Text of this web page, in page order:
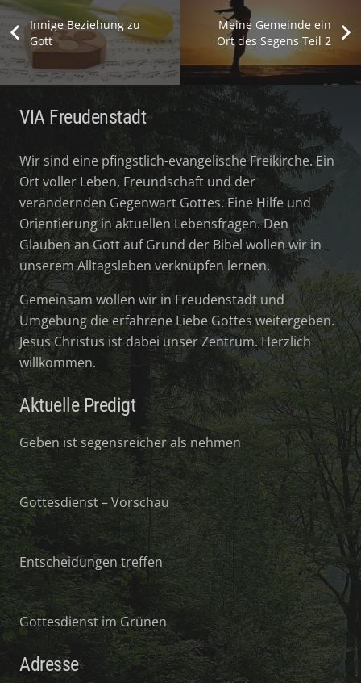
Innige Beziehung zu
Gott
Meine Gemeinde ein
Ort des Segens Teil 2
VIA Freudenstadt
Wir sind eine pfingstlich-evangelische Freikirche. Ein
Ort voller Leben, Freundschaft und der
verändernden Gegenwart Gottes. Eine Hilfe und
Orientierung in aktuellen Lebensfragen. Den
Glauben an Gott auf Grund der Bibel wollen wir in
unserem Alltagsleben verknüpfen lernen.
Gemeinsam wollen wir in Freudenstadt und
Umgebung die erfahrene Liebe Gottes weitergeben.
Jesus Christus ist dabei unser Zentrum. Herzlich
willkommen.
Aktuelle Predigt
Geben ist segensreicher als nehmen
Gottesdienst – Vorschau
Entscheidungen treffen
Gottesdienst im Grünen
Adresse